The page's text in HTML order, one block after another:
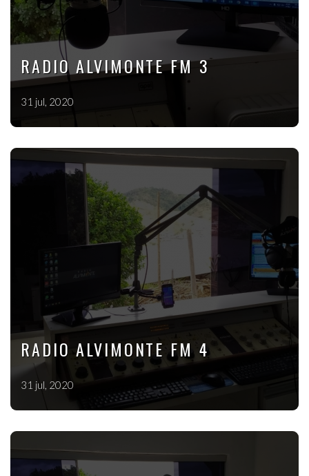
RADIO ALVIMONTE FM 3
31 jul, 2020
RADIO ALVIMONTE FM 4
31 jul, 2020